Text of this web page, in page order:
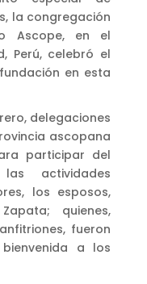
la congregación
Ascope, en el
Perú, celebró el
en esta
delegaciones
ascopana
participar del
actividades
los esposos,
quienes,
fueron
a los